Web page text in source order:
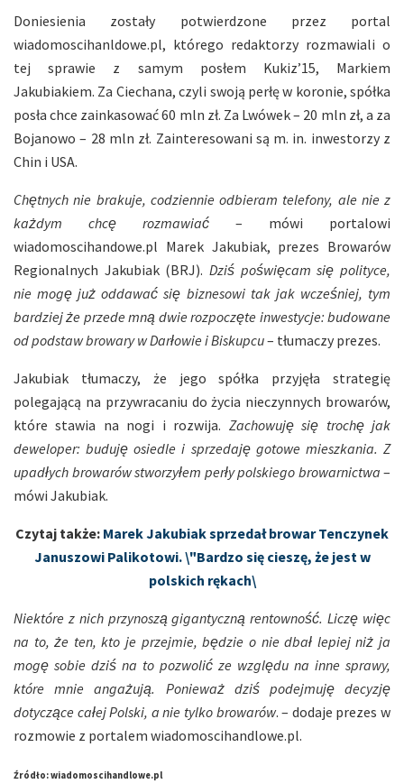
Doniesienia zostały potwierdzone przez portal
wiadomoscihanldowe.pl, którego redaktorzy rozmawiali o
tej sprawie z samym posłem Kukiz’15, Markiem
Jakubiakiem. Za Ciechana, czyli swoją perłę w koronie, spółka
posła chce zainkasować 60 mln zł. Za Lwówek – 20 mln zł, a za
Bojanowo – 28 mln zł. Zainteresowani są m. in. inwestorzy z
Chin i USA.
Chętnych nie brakuje, codziennie odbieram telefony, ale nie z
każdym chcę rozmawiać – mówi portalowi
wiadomoscihandowe.pl Marek Jakubiak, prezes Browarów
Regionalnych Jakubiak (BRJ). Dziś poświęcam się polityce,
nie mogę już oddawać się biznesowi tak jak wcześniej, tym
bardziej że przede mną dwie rozpoczęte inwestycje: budowane
od podstaw browary w Darłowie i Biskupcu– tłumaczy prezes.
Jakubiak tłumaczy, że jego spółka przyjęła strategię
polegającą na przywracaniu do życia nieczynnych browarów,
które stawia na nogi i rozwija. Zachowuję się trochę jak
deweloper: buduję osiedle i sprzedaję gotowe mieszkania. Z
upadłych browarów stworzyłem perły polskiego browarnictwa –
mówi Jakubiak.
Czytaj także: Marek Jakubiak sprzedał browar Tenczynek
Januszowi Palikotowi. \"Bardzo się cieszę, że jest w
polskich rękach\
Niektóre z nich przynoszą gigantyczną rentowność. Liczę więc
na to, że ten, kto je przejmie, będzie o nie dbał lepiej niż ja
mogę sobie dziś na to pozwolić ze względu na inne sprawy,
które mnie angażują. Ponieważ dziś podejmuję decyzję
dotyczące całej Polski, a nie tylko browarów. – dodaje prezes w
rozmowie z portalem wiadomoscihandlowe.pl.
Źródło: wiadomoscihandlowe.pl